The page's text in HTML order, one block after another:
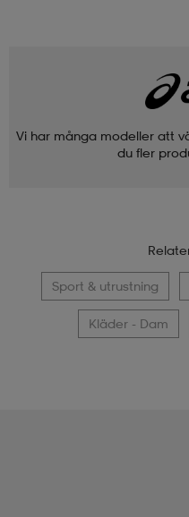
Vi har många modeller att
du fler
Sport & utrustning
Kläder - Dam